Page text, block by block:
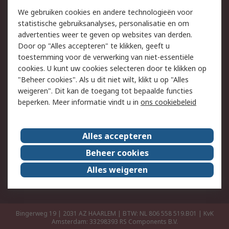
Track & Trace
Wettelijk
Cookiebeleid
Email veiligheid
Privacybeleid
Websitevoorwaarden
Algemene
verkoopvoorwaarden
Over RS
RS Group
Over ons
RS wereldwijd
Werken bij RS
ESG
Bingerweg 19 | 2031 AZ HAARLEM | BTW: NL 806 558 519.B01 | KvK
Amsterdam: 33298393 RS Components B.V.
We gebruiken cookies en andere technologieën voor
statistische gebruiksanalyses, personalisatie en om
advertenties weer te geven op websites van derden.
Door op "Alles accepteren" te klikken, geeft u
toestemming voor de verwerking van niet-essentiële
cookies. U kunt uw cookies selecteren door te klikken op
"Beheer cookies". Als u dit niet wilt, klikt u op "Alles
weigeren". Dit kan de toegang tot bepaalde functies
beperken. Meer informatie vindt u in ons cookiebeleid
Alles accepteren
Beheer cookies
Alles weigeren